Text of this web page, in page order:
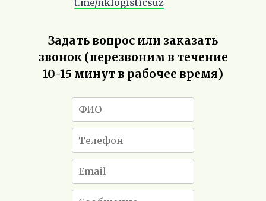
t.me/nklogisticsuz
Задать вопрос или заказать
звонок (перезвоним в течение
10-15 минут в рабочее время)